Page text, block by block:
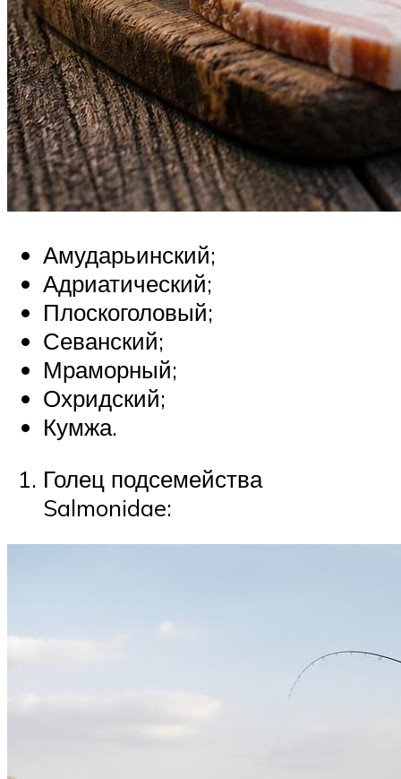
Амударьинский;
Адриатический;
Плоскоголовый;
Севанский;
Мраморный;
Охридский;
Кумжа.
Голец подсемейства
Salmonidae: